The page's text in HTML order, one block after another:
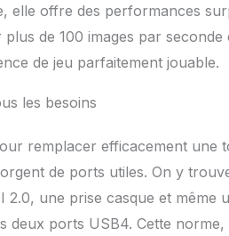
elle offre des performances
de 100 images par
de jeu parfaitement jouable.
les besoins
remplacer efficacement une
de ports utiles. On y
une prise casque et même
deux ports USB4. Cette